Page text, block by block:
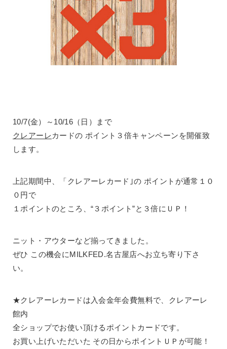
10/7(金）～10/16（日）まで
クレアーレ カードの ポイント３倍キャンペーンを開催致
します。
上記期間中、「クレアーレカード｣の ポイントが通常１０
０円で
１ポイントのところ、“３ポイント”と３倍にＵＰ！
ニット・アウターなど揃ってきました。
ぜひ この機会にMILKFED.名古屋店へお立ち寄り下さ
い。
★クレアーレカードは入会金年会費無料で、クレアーレ
館内
全ショップでお使い頂けるポイントカードです。
お買い上げいただいた その日からポイントＵＰが可能！